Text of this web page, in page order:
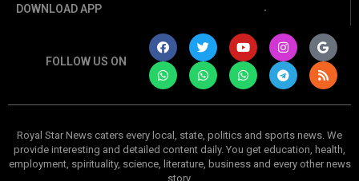
DOWNLOAD APP
FOLLOW US ON
Royal Star News caters every local, state, politics and sports news. We
provide interesting and detailed content daily. You get education, health,
employment, spirituality, science, literature, business and every other news
story.